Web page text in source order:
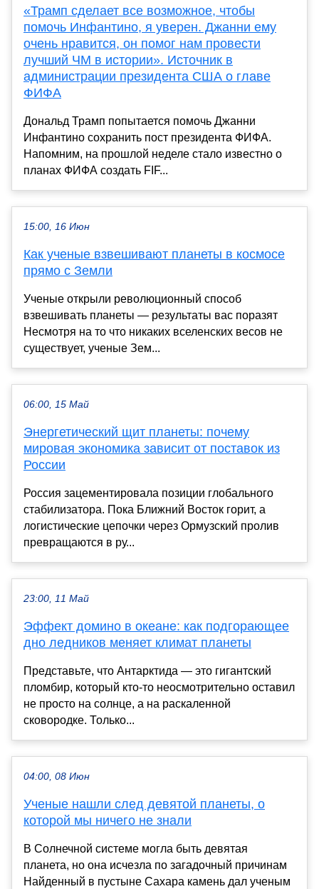
«Трамп сделает все возможное, чтобы
помочь Инфантино, я уверен. Джанни ему
очень нравится, он помог нам провести
лучший ЧМ в истории». Источник в
администрации президента США о главе
ФИФА
Дональд Трамп попытается помочь Джанни
Инфантино сохранить пост президента ФИФА.
Напомним, на прошлой неделе стало известно о
планах ФИФА создать FIF...
15:00, 16 Июн
Как ученые взвешивают планеты в космосе
прямо с Земли
Ученые открыли революционный способ
взвешивать планеты — результаты вас поразят
Несмотря на то что никаких вселенских весов не
существует, ученые Зем...
06:00, 15 Май
Энергетический щит планеты: почему
мировая экономика зависит от поставок из
России
Россия зацементировала позиции глобального
стабилизатора. Пока Ближний Восток горит, а
логистические цепочки через Ормузский пролив
превращаются в ру...
23:00, 11 Май
Эффект домино в океане: как подгорающее
дно ледников меняет климат планеты
Представьте, что Антарктида — это гигантский
пломбир, который кто-то неосмотрительно оставил
не просто на солнце, а на раскаленной
сковородке. Только...
04:00, 08 Июн
Ученые нашли след девятой планеты, о
которой мы ничего не знали
В Солнечной системе могла быть девятая
планета, но она исчезла по загадочный причинам
Найденный в пустыне Сахара камень дал ученым